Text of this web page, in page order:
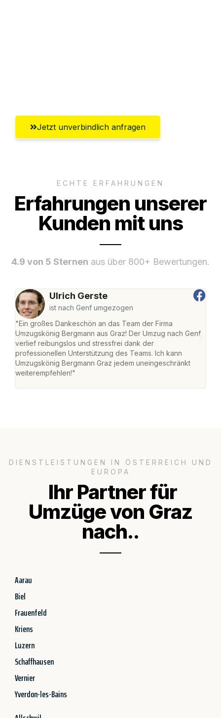
Jetzt unverbindlich anfragen
ECHTE ERFAHRUNGEN
Erfahrungen unserer
Kunden mit uns
4.9 von 5 Sternen aus über 800+ Bewertungen.
Ulrich Gerste
ist nach Genf umgezogen
"Ein großes Dankeschön an das Team der Firma
Umzugskönig Bergmann aus Graz! Der Umzug nach Genf
verlief reibungslos und stressfrei dank der
professionellen Unterstützung des Teams. Ich kann
Umzugskönig Bergmann Graz jedem uneingeschränkt
weiterempfehlen!"
DIENSTLEISTUNGEN IN ÖSTERREICH UND
EUROPA
Ihr Partner für
Umzüge von Graz
nach..
Aarau
Biel
Frauenfeld
Kriens
Luzern
Schaffhausen
Vernier
Yverdon-les-Bains